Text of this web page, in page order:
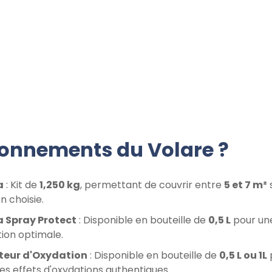
du Volare ?
: Kit de 1,250 kg, permettant de couvrir entre 5 et 7 m²
choisie.
Spray Protect : Disponible en bouteille de 0,5 Lpour
optimale.
d'Oxydation : Disponible en bouteille de 0,5 L ou 1L